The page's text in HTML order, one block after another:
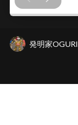
発明家OGURI